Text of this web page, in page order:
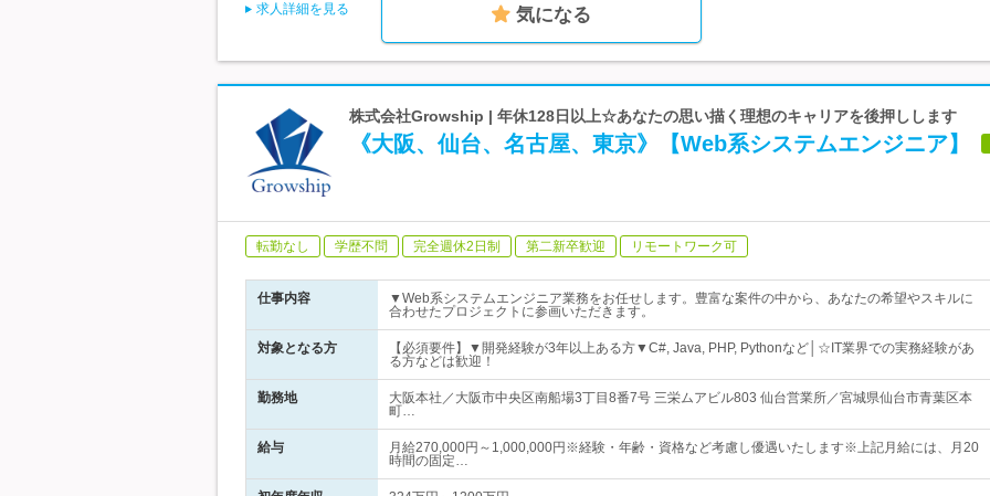
求人詳細を見る 気になる
株式会社Growship | 年休128日以上☆あなたの思い描く理想のキャリアを後押しします
《大阪、仙台、名古屋、東京》【Web系システムエンジニア】
転勤なし 学歴不問 完全週休2日制 第二新卒歓迎 リモートワーク可
仕事内容
▼Web系システムエンジニア業務をお任せします。豊富な案件の中から、あなたの希望やスキルに
合わせたプロジェクトに参画いただきます。
対象となる方
【必須要件】▼開発経験が3年以上ある方▼C#, Java, PHP, Pythonなど│☆IT業界での実務経験があ
る方などは歓迎！
勤務地
大阪本社／大阪市中央区南船場3丁目8番7号 三栄ムアビル803 仙台営業所／宮城県仙台市青葉区本
町…
給与
月給270,000円～1,000,000円※経験・年齢・資格など考慮し優遇いたします※上記月給には、月20
時間の固定…